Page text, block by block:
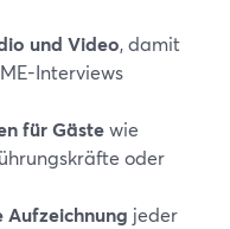
und Video, damit
Interviews
für Gästewie
oder
Aufzeichnung jeder